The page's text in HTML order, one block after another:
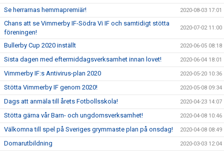
Se herrarnas hemmapremiär! 2020-08-03 17:01
Chans att se Vimmerby IF-Södra Vi IF och samtidigt stötta
föreningen!
2020-07-02 11:00
Bullerby Cup 2020 inställt 2020-06-05 08:18
Sista dagen med eftermiddagsverksamhet innan lovet! 2020-06-04 18:01
Vimmerby IF:s Antivirus-plan 2020 2020-05-20 10:36
Stötta Vimmerby IF genom 2020! 2020-05-08 09:34
Dags att anmäla till årets Fotbollsskola! 2020-04-23 14:07
Stötta gärna vår Barn- och ungdomsverksamhet! 2020-04-08 10:46
Välkomna till spel på Sveriges grymmaste plan på onsdag! 2020-04-08 08:49
Domarutbildning 2020-03-03 12:04